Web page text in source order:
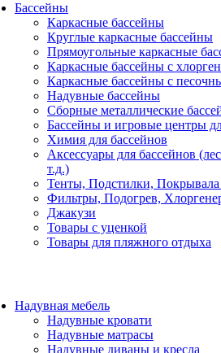
Бассейны
Каркасные бассейны
Круглые каркасные бассейны
Прямоугольные каркасные
Каркасные бассейны с
Каркасные бассейны с
Надувные бассейны
Сборные металлические
Бассейны и игровые центры
Химия для бассейнов
Аксессуары для бассейнов
т.д.)
Тенты, Подстилки, Покрывала
Фильтры, Подогрев,
Джакузи
Товары с уценкой
Товары для пляжного отдыха
Надувная мебель
Надувные кровати
Надувные матрасы
Надувные диваны и кресла